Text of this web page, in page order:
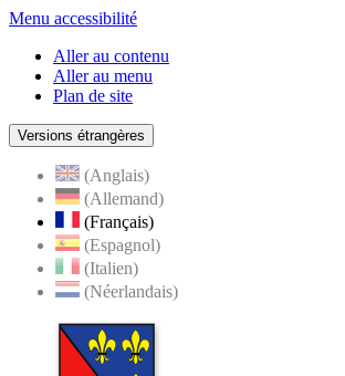
Menu accessibilité
Aller au contenu
Aller au menu
Plan de site
Versions étrangères
(Anglais)
(Allemand)
(Français)
(Espagnol)
(Italien)
(Néerlandais)